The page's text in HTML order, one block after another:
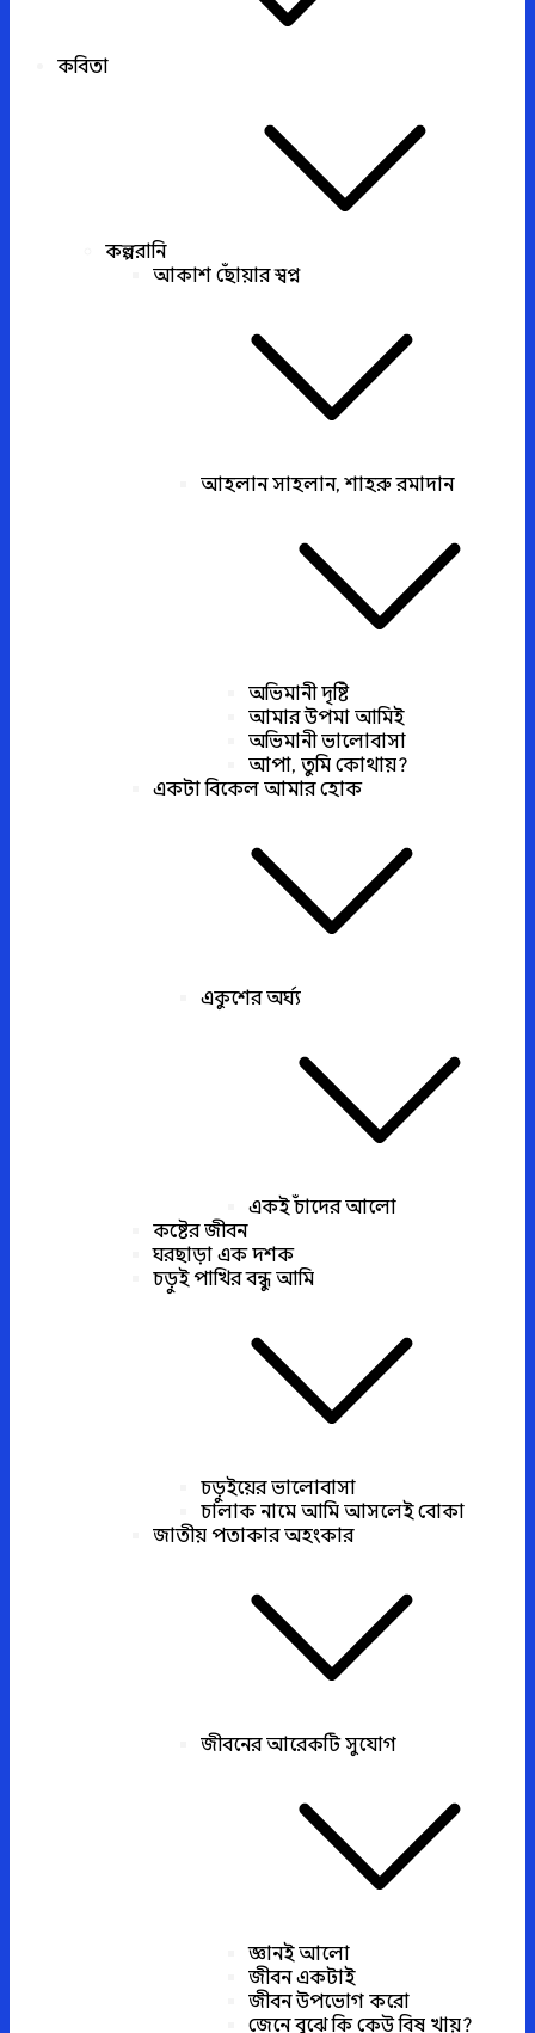
কবিতা
কল্পরানি
আকাশ ছোঁয়ার স্বপ্ন
আহলান সাহলান, শাহরু রমাদান
অভিমানী দৃষ্টি
আমার উপমা আমিই
অভিমানী ভালোবাসা
আপা, তুমি কোথায়?
একটা বিকেল আমার হোক
একুশের অর্ঘ্য
একই চাঁদের আলো
কষ্টের জীবন
ঘরছাড়া এক দশক
চড়ুই পাখির বন্ধু আমি
চড়ুইয়ের ভালোবাসা
চালাক নামে আমি আসলেই বোকা
জাতীয় পতাকার অহংকার
জীবনের আরেকটি সুযোগ
জ্ঞানই আলো
জীবন একটাই
জীবন উপভোগ করো
জেনে বুঝে কি কেউ বিষ খায়?